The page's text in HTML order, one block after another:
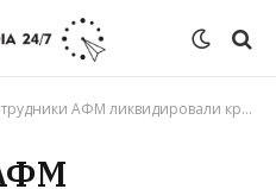
АФМ ликвидировали крупнейший в СНГ криптосервис